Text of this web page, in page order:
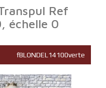
Ref
échelle 0
fBLONDEL14100verte